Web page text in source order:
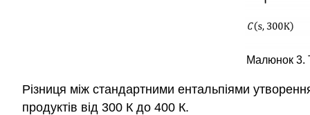
Малюнок 3.
Різниця між стандартними ентальпіями
продуктів від 300 К до 400 К.